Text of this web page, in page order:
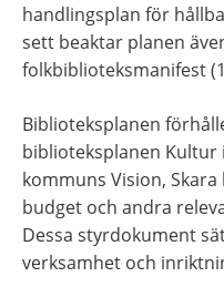
handlingsplan för
sett beaktar planen
folkbiblioteksmanifest
Biblioteksplanen
biblioteksplanen Kultur
kommuns Vision,
budget och andra
Dessa styrdokument
verksamhet och